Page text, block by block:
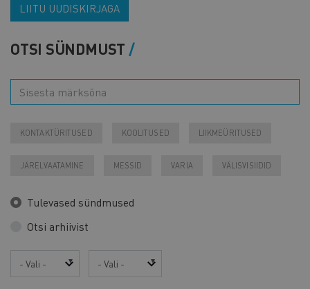
LIITU UUDISKIRJAGA
OTSI SÜNDMUST
KONTAKTÜRITUSED KOOLITUSED LIIKMEÜRITUSED
JÄRELVAATAMINE MESSID VARIA VÄLISVISIIDID
Tulevased sündmused
Otsi arhiivist
Aasta Kuu